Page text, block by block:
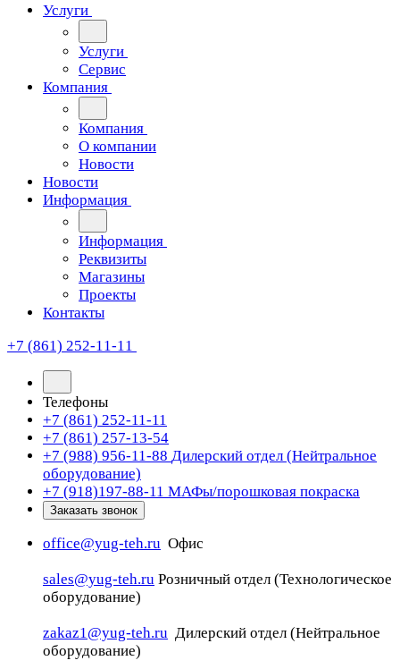
Услуги
Услуги
Сервис
Компания
Компания
О компании
Новости
Новости
Информация
Информация
Реквизиты
Магазины
Проекты
Контакты
+7 (861) 252-11-11
Телефоны
+7 (861) 252-11-11
+7 (861) 257-13-54
+7 (988) 956-11-88 Дилерский отдел (Нейтральное
оборудование)
+7 (918)197-88-11 МАФы/порошковая покраска
Заказать звонок
office@yug-teh.ru Офис
sales@yug-teh.ru Розничный отдел (Технологическое
оборудование)
zakaz1@yug-teh.ru Дилерский отдел (Нейтральное
оборудование)